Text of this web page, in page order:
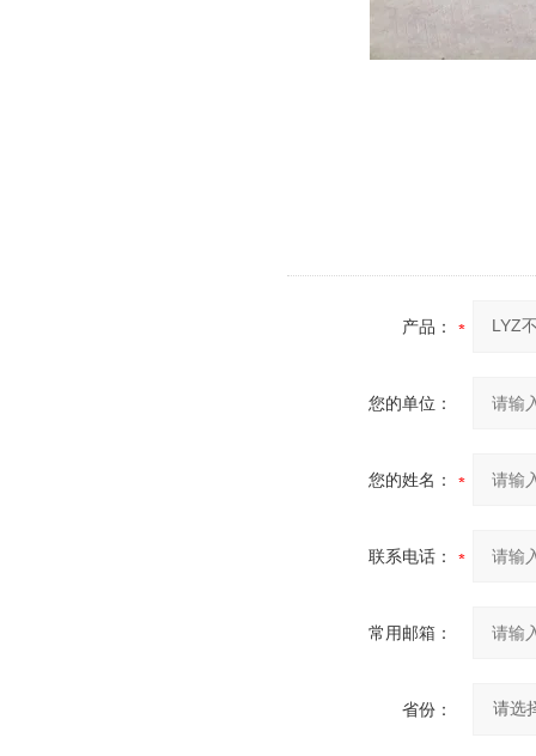
产品：
您的单位：
您的姓名：
联系电话：
常用邮箱：
省份：